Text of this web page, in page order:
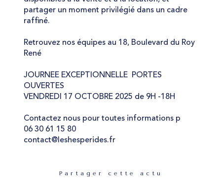
partager un moment privilégié dans un cadre
raffiné.
Retrouvez nos équipes au 18, Boulevard du Roy
René
JOURNEE EXCEPTIONNELLE PORTES
OUVERTES
VENDREDI 17 OCTOBRE 2025 de 9H -18H
Contactez nous pour toutes informations p
06 30 61 15 80
contact@leshesperides.fr
Partager cette actu